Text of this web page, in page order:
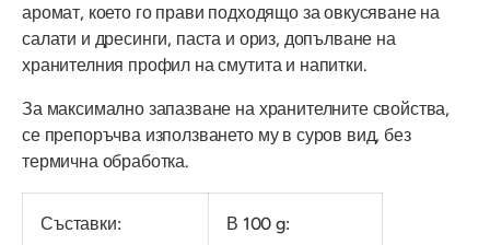
аромат, което го прави подходящо за овкусяване на
салати и дресинги, паста и ориз, допълване на
хранителния профил на смутита и напитки.
За максимално запазване на хранителните свойства,
се препоръчва използването му в суров вид, без
термична обработка.
Съставки: В 100 g: